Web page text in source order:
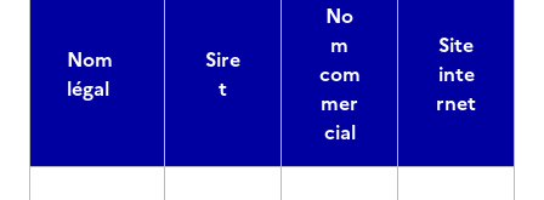
Nom
légal
Sire
t
No
m
com
mer
cial
Site
inte
rnet